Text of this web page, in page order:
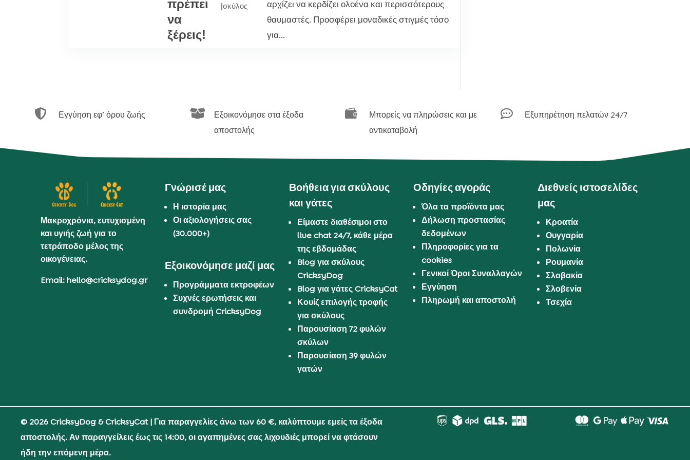
πρέπει
να
ξέρεις!
|σκύλος
αρχίζει να κερδίζει ολοένα και περισσότερους
θαυμαστές. Προσφέρει μοναδικές στιγμές τόσο
για...
 Εγγύηση εφ’ όρου ζωής 
Εξοικονόμησε στα έξοδα
αποστολής

Μπορείς να πληρώσεις και με
αντικαταβολή
 Εξυπηρέτηση πελατών 24/7
Μακροχρόνια, ευτυχισμένη
και υγιής ζωή για το
τετράποδο μέλος της
οικογένειας.
Email: hello@cricksydog.gr
Γνώρισέ μας
Η ιστορία μας
Οι αξιολογήσεις σας
(30.000+)
Εξοικονόμησε μαζί μας
Προγράμματα εκτροφέων
Συχνές ερωτήσεις και
συνδρομή CricksyDog
Βοήθεια για σκύλους
και γάτες
Είμαστε διαθέσιμοι στο
live chat 24/7, κάθε μέρα
της εβδομάδας
Blog για σκύλους
CricksyDog
Blog για γάτες CricksyCat
Κουίζ επιλογής τροφής
για σκύλους
Παρουσίαση 72 φυλών
σκύλων
Παρουσίαση 39 φυλών
γατών
Οδηγίες αγοράς
Όλα τα προϊόντα μας
Δήλωση προστασίας
δεδομένων
Πληροφορίες για τα
cookies
Γενικοί Όροι Συναλλαγών
Εγγύηση
Πληρωμή και αποστολή
Διεθνείς ιστοσελίδες
μας
Κροατία
Ουγγαρία
Πολωνία
Ρουμανία
Σλοβακία
Σλοβενία
Τσεχία
© 2026 CricksyDog & CricksyCat| Για παραγγελίες άνω των 60 €, καλύπτουμε εμείς τα έξοδα
αποστολής. Αν παραγγείλεις έως τις 14:00, οι αγαπημένες σας λιχουδιές μπορεί να φτάσουν
ήδη την επόμενη μέρα.